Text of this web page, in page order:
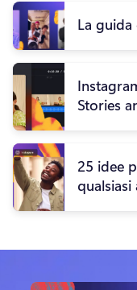
La
Stories
25 idee
qualsiasi